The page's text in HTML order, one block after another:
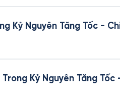
Kỷ Nguyên Tăng Tốc -
Kỷ Nguyên Tăng